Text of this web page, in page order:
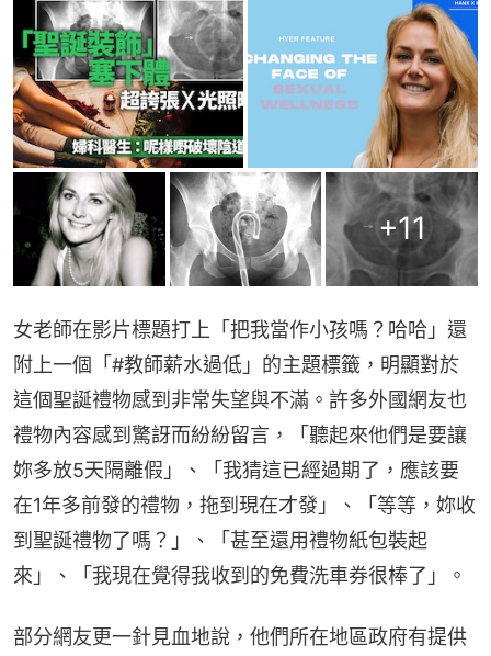
+11
女老師在影片標題打上「把我當作小孩嗎？哈哈」還
附上一個「#教師薪水過低」的主題標籤，明顯對於
這個聖誕禮物感到非常失望與不滿。許多外國網友也
禮物內容感到驚訝而紛紛留言，「聽起來他們是要讓
妳多放5天隔離假」、「我猜這已經過期了，應該要
在1年多前發的禮物，拖到現在才發」、「等等，妳收
到聖誕禮物了嗎？」、「甚至還用禮物紙包裝起
來」、「我現在覺得我收到的免費洗車券很棒了」。
部分網友更一針見血地說，他們所在地區政府有提供